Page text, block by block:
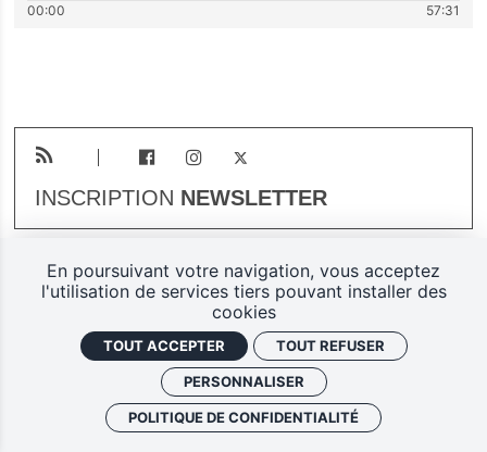
00:00 57:31
INSCRIPTION NEWSLETTER
Plan du site
Mentions légales
Politique de confidentialité
Ferarock.org, une réalisation
En poursuivant votre navigation, vous acceptez
l'utilisation de services tiers pouvant installer des
cookies
TOUT ACCEPTER TOUT REFUSER
PERSONNALISER
POLITIQUE DE CONFIDENTIALITÉ